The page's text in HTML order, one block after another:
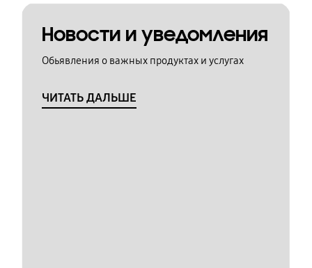
Новости и уведомления
Обьявления о важных продуктах и услугах
ЧИТАТЬ ДАЛЬШЕ